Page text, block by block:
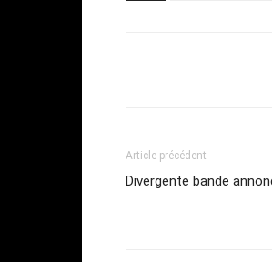
Article précédent
Divergente bande